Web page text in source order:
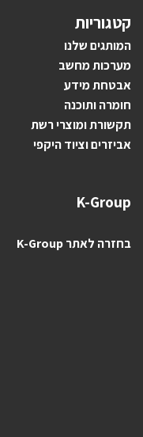
קטגוריות
המותגים שלנו
מערכות מחשב
אבטחת מידע
חומרה ותוכנה
תקשורת ומוצרי רשת
אביזרים וציוד היקפי
K-Group
בחזרה לאתר K-Group